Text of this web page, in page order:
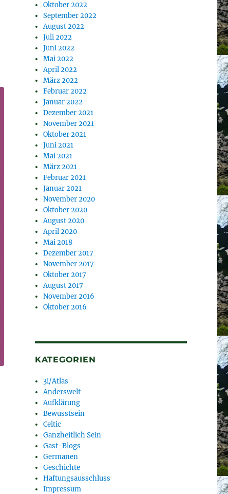
Oktober 2022
September 2022
August 2022
Juli 2022
Juni 2022
Mai 2022
April 2022
März 2022
Februar 2022
Januar 2022
Dezember 2021
November 2021
Oktober 2021
Juni 2021
Mai 2021
März 2021
Februar 2021
Januar 2021
November 2020
Oktober 2020
August 2020
April 2020
Mai 2018
Dezember 2017
November 2017
Oktober 2017
August 2017
November 2016
Oktober 2016
KATEGORIEN
3i/Atlas
Anderswelt
Aufklärung
Bewusstsein
Celtic
Ganzheitlich Sein
Gast-Blogs
Germanen
Geschichte
Haftungsausschluss
Impressum